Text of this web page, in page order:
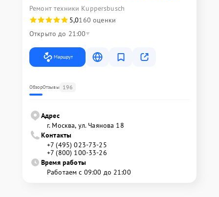
Ремонт техники Kuppersbusch
5,0160 оценки
Открыто до 21:00
Маршрут
ОбзорОтзывы 196
Адрес
г. Москва, ул. Чаянова 18
Контакты
+7 (495) 023-73-25
+7 (800) 100-33-26
Время работы
Работаем с 09:00 до 21:00